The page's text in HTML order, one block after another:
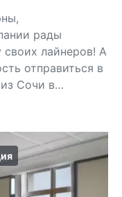
рады
лайнеров! А
отправиться в
Сочи в…